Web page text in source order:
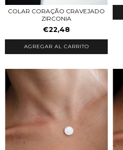
COLAR CORAÇÃO CRAVEJADO
ZIRCONIA
€22,48
AGREGAR AL CARRITO